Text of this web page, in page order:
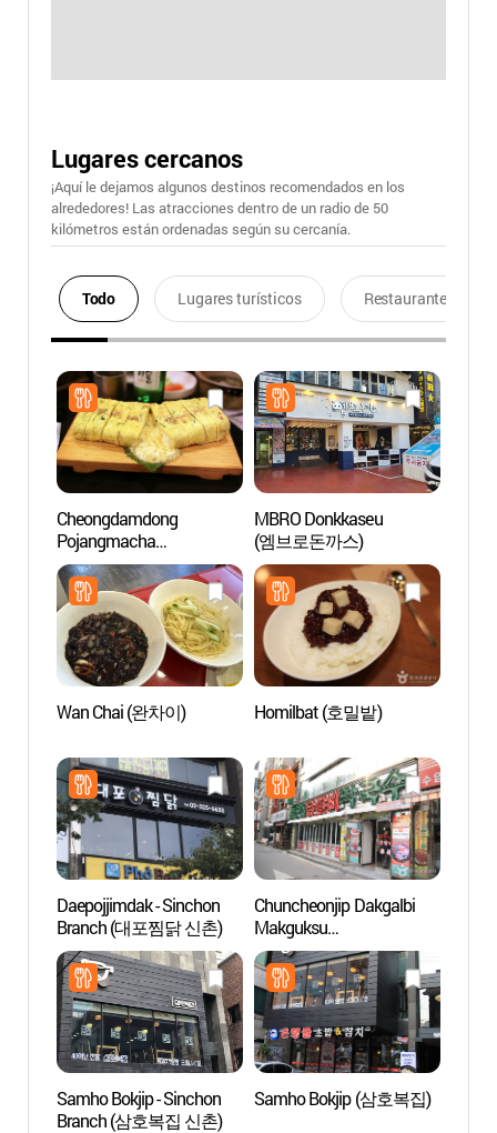
Lugares cercanos
¡Aquí le dejamos algunos destinos recomendados en los
alrededores! Las atracciones dentro de un radio de 50
kilómetros están ordenadas según su cercanía.
Todo Lugares turísticos Restaurantes
Cheongdamdong
Pojangmacha
(청담동포장마차)
MBRO Donkkaseu
(엠브로돈까스)
Wan Chai (완차이) Homilbat (호밀밭)
Daepojjimdak - Sinchon
Branch (대포찜닭 신촌)
Chuncheonjip Dakgalbi
Makguksu
(춘천집닭갈비막국수)
Samho Bokjip - Sinchon
Branch (삼호복집 신촌)
Samho Bokjip (삼호복집)